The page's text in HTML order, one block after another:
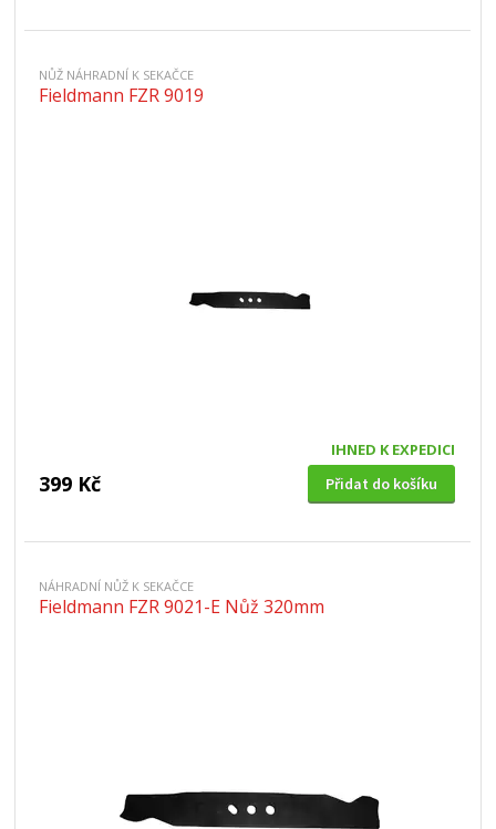
NŮŽ NÁHRADNÍ K SEKAČCE
Fieldmann FZR 9019
IHNED K EXPEDICI
399 Kč Přidat do košíku
NÁHRADNÍ NŮŽ K SEKAČCE
Fieldmann FZR 9021-E Nůž 320mm